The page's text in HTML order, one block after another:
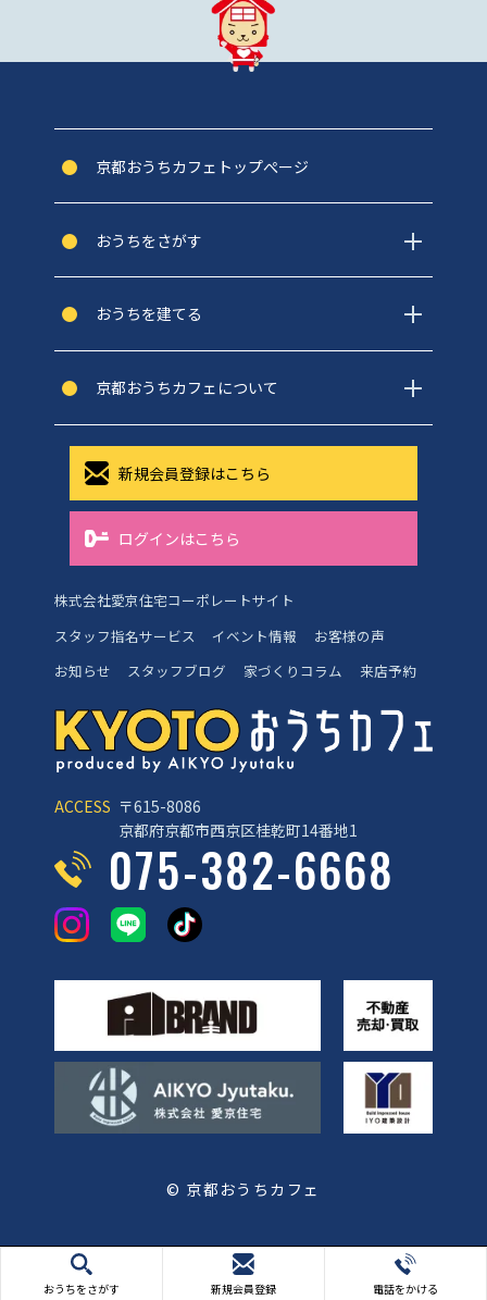
ACCESS 〒615-8086
京都府京都市西京区桂乾町14番地1
075-382-6668
© 京都おうちカフェ
京都おうちカフェトップぺージ
おうちをさがす
おうちを建てる
京都おうちカフェについて
新規会員登録はこちら
ログインはこちら
株式会社愛京住宅コーポレートサイト
スタッフ指名サービス
イベント情報
お客様の声
お知らせ
スタッフブログ 家づくりコラム 来店予約
おうちをさがす 新規会員登録 電話をかける